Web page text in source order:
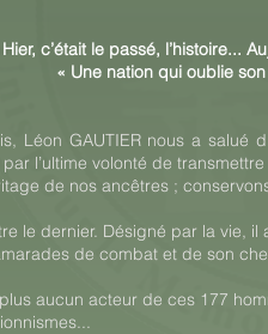
Hier, c’était le passé, l’histoire...
« Une nation qui oublie son
Léon GAUTIER nous a salué
l’ultime volonté de
de nos ancêtres ;
le dernier. Désigné par la vie,
de combat et de son
aucun acteur de ces 177